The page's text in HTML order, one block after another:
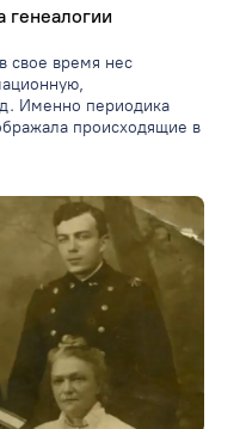
свое время нес
Именно периодика
происходящие в